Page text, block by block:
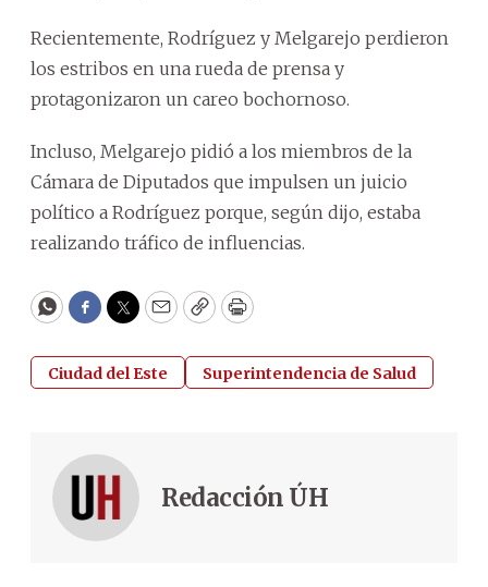
Recientemente, Rodríguez y Melgarejo perdieron
los estribos en una rueda de prensa y
protagonizaron un careo bochornoso.
Incluso, Melgarejo pidió a los miembros de la
Cámara de Diputados que impulsen un juicio
político a Rodríguez porque, según dijo, estaba
realizando tráfico de influencias.
WhatsApp
Facebook
Twitter
EmailCopyPrint
Ciudad del Este Superintendencia de Salud
Redacción ÚH